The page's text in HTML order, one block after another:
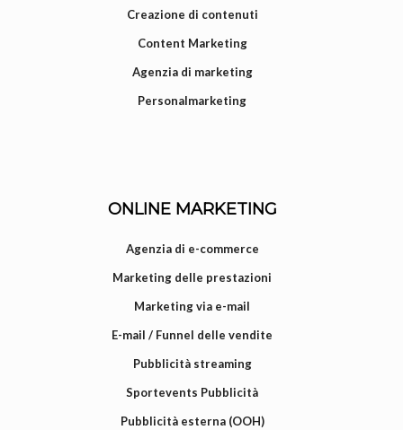
Creazione di contenuti
Content Marketing
Agenzia di marketing
Personalmarketing
ONLINE MARKETING
Agenzia di e-commerce
Marketing delle prestazioni
Marketing via e-mail
E-mail / Funnel delle vendite
Pubblicità streaming
Sportevents Pubblicità
Pubblicità esterna (OOH)